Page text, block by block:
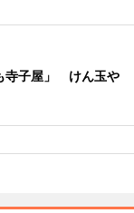
寺子屋」 けん玉や